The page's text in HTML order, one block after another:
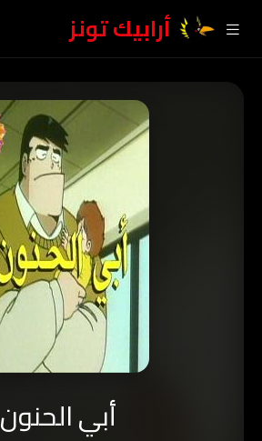
أرابيك تونز
أبي الحنون